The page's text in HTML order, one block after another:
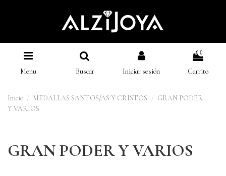
Menu Buscar Iniciar sesión
0
Carrito
Inicio MEDALLAS SANTOS/AS Y CRISTOS
GRAN PODER
Y VARIOS
GRAN PODER Y VARIOS